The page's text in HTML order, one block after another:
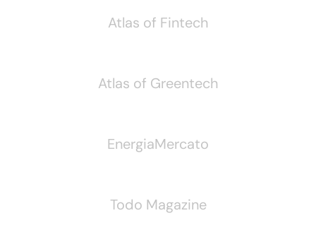
Atlas of Fintech
Atlas of Greentech
EnergiaMercato
Todo Magazine